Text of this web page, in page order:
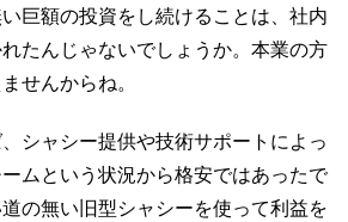
巨額の投資をし続けることは、社内
たんじゃないでしょうか。本業の方
せんからね。
シャシー提供や技術サポートによっ
ムという状況から格安ではあったで
の無い旧型シャシーを使って利益を